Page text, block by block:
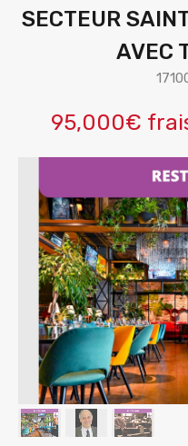
SECTEUR
AVEC
95,000€